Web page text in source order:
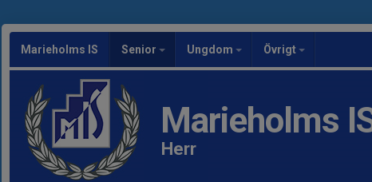
Marieholms IS Senior Ungdom Övrigt
Marieholms
Herr